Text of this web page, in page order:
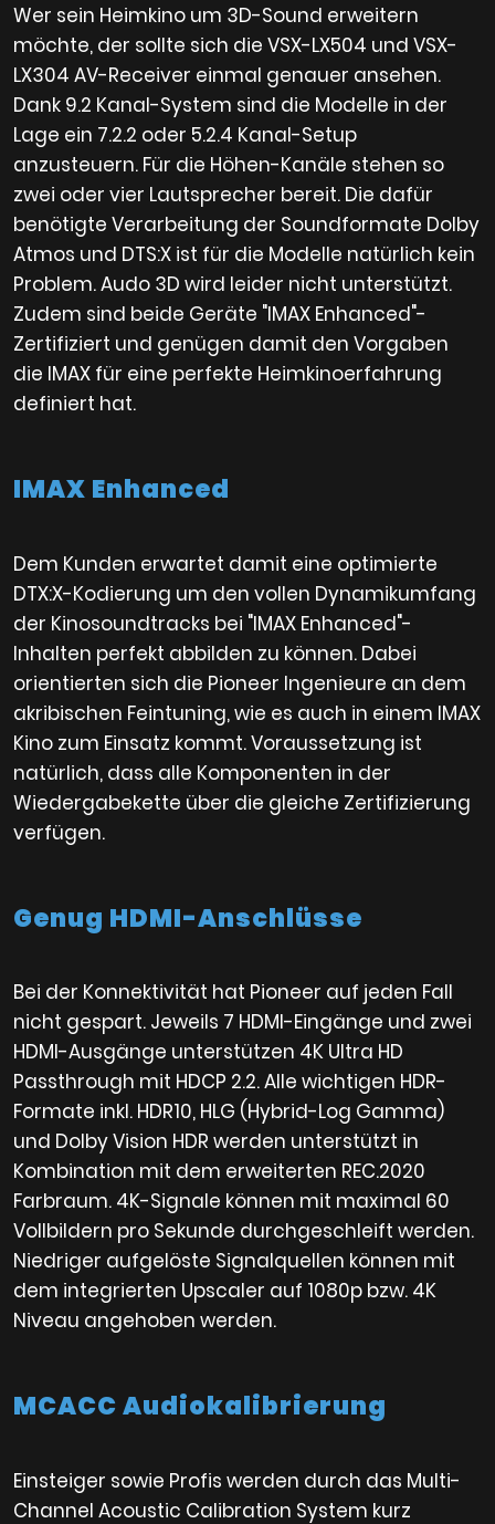
Wer sein Heimkino um 3D-Sound erweitern
möchte, der sollte sich die VSX-LX504 und VSX-
LX304 AV-Receiver einmal genauer ansehen.
Dank 9.2 Kanal-System sind die Modelle in der
Lage ein 7.2.2 oder 5.2.4 Kanal-Setup
anzusteuern. Für die Höhen-Kanäle stehen so
zwei oder vier Lautsprecher bereit. Die dafür
benötigte Verarbeitung der Soundformate Dolby
Atmos und DTS:X ist für die Modelle natürlich kein
Problem. Audo 3D wird leider nicht unterstützt.
Zudem sind beide Geräte "IMAX Enhanced"-
Zertifiziert und genügen damit den Vorgaben
die IMAX für eine perfekte Heimkinoerfahrung
definiert hat.
IMAX Enhanced
Dem Kunden erwartet damit eine optimierte
DTX:X-Kodierung um den vollen Dynamikumfang
der Kinosoundtracks bei "IMAX Enhanced"-
Inhalten perfekt abbilden zu können. Dabei
orientierten sich die Pioneer Ingenieure an dem
akribischen Feintuning, wie es auch in einem IMAX
Kino zum Einsatz kommt. Voraussetzung ist
natürlich, dass alle Komponenten in der
Wiedergabekette über die gleiche Zertifizierung
verfügen.
Genug HDMI-Anschlüsse
Bei der Konnektivität hat Pioneer auf jeden Fall
nicht gespart. Jeweils 7 HDMI-Eingänge und zwei
HDMI-Ausgänge unterstützen 4K Ultra HD
Passthrough mit HDCP 2.2. Alle wichtigen HDR-
Formate inkl. HDR10, HLG (Hybrid-Log Gamma)
und Dolby Vision HDR werden unterstützt in
Kombination mit dem erweiterten REC.2020
Farbraum. 4K-Signale können mit maximal 60
Vollbildern pro Sekunde durchgeschleift werden.
Niedriger aufgelöste Signalquellen können mit
dem integrierten Upscaler auf 1080p bzw. 4K
Niveau angehoben werden.
MCACC Audiokalibrierung
Einsteiger sowie Profis werden durch das Multi-
Channel Acoustic Calibration System kurz